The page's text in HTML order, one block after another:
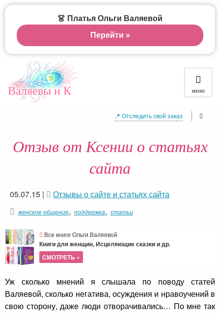
Валяевы и К МЕНЮ
📍 Отследить свой заказ
Отзыв от Ксении о статьях
сайта
05.07.15 | Отзывы о сайте и статьях сайта
женское общение, поддержка, статьи
Все книги Ольги Валяевой
Книги для женщин, Исцеляющие сказки и др.
СМОТРЕТЬ »
Уж сколько мнений я слышала по поводу статей
Валяевой, сколько негатива, осуждения и нравоучений в
свою сторону, даже люди отворачивались… По мне так
👗 Платья Ольги Валяевой
Перейти »